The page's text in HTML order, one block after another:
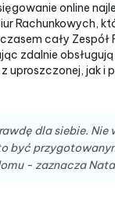
online
Rachunkowych,
cały Zespół
zdalnie
uproszczonej, jak i
dla siebie. Nie
być
- zaznacza